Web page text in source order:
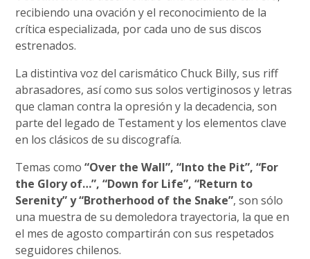
recibiendo una ovación y el reconocimiento de la
crítica especializada, por cada uno de sus discos
estrenados.
La distintiva voz del carismático Chuck Billy, sus riff
abrasadores, así como sus solos vertiginosos y letras
que claman contra la opresión y la decadencia, son
parte del legado de Testament y los elementos clave
en los clásicos de su discografía.
Temas como“Over the Wall”, “Into the Pit”, “For
the Glory of…”, “Down for Life”, “Return to
Serenity” y “Brotherhood of the Snake”, son sólo
una muestra de su demoledora trayectoria, la que en
el mes de agosto compartirán con sus respetados
seguidores chilenos.